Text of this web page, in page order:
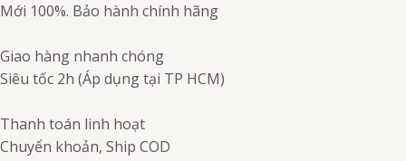
Mới 100%. Bảo hành chính hãng
Giao hàng nhanh chóng
Siêu tốc 2h (Áp dụng tại TP HCM)
Thanh toán linh hoạt
Chuyển khoản, Ship COD